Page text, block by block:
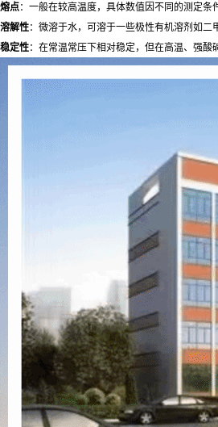
熔点：一般在较高温度，具体数值因不同的测定
溶解性：微溶于水，可溶于一些极性有机溶剂如
稳定性：在常温常压下相对稳定，但在高温、强酸